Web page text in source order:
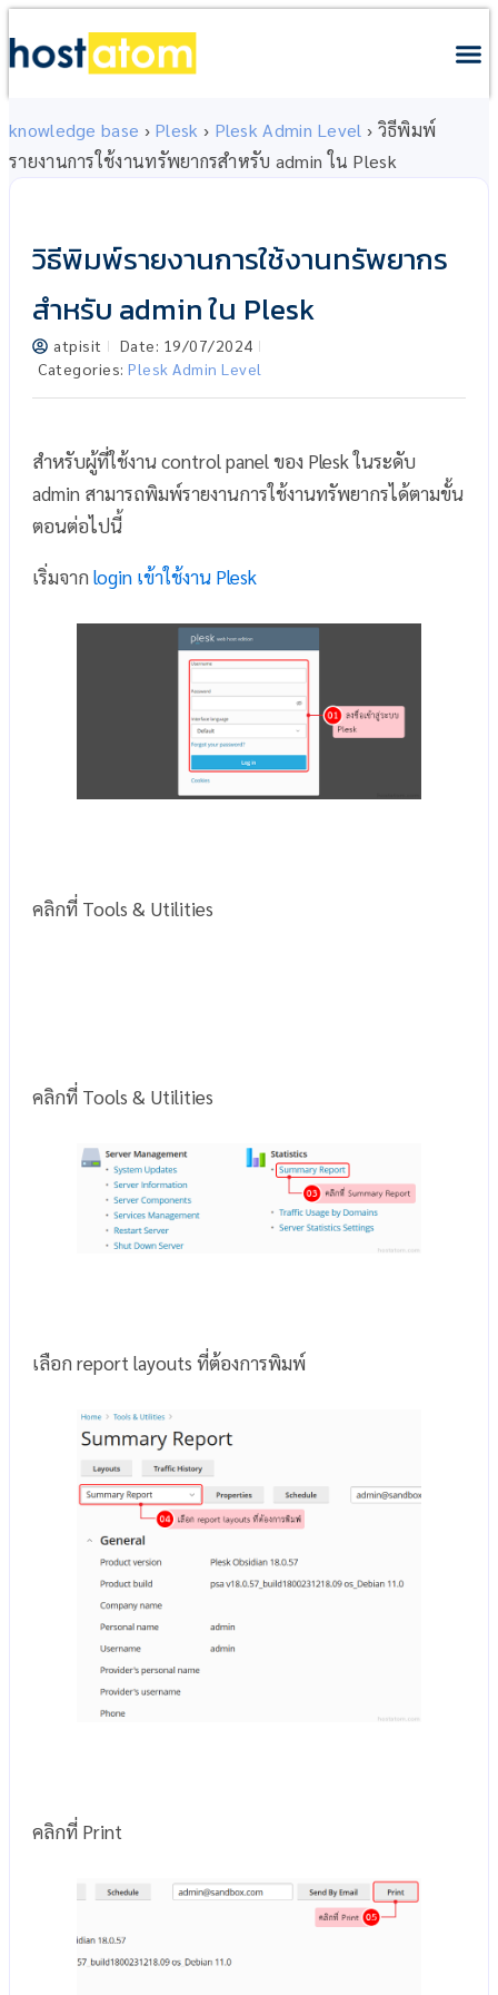
knowledge base › Plesk › Plesk Admin Level › วิธีพิมพ์
รายงานการใช้งานทรัพยากรสำหรับ admin ใน Plesk
วิธีพิมพ์รายงานการใช้งานทรัพยากร
สำหรับ admin ใน Plesk
atpisit Date: 19/07/2024
Categories: Plesk Admin Level
สำหรับผู้ที่ใช้งาน control panel ของ Plesk ในระดับ
admin สามารถพิมพ์รายงานการใช้งานทรัพยากรได้ตามขั้น
ตอนต่อไปนี้
เริ่มจาก login เข้าใช้งาน Plesk
คลิกที่ Tools & Utilities
คลิกที่ Tools & Utilities
เลือก report layouts ที่ต้องการพิมพ์
คลิกที่ Print